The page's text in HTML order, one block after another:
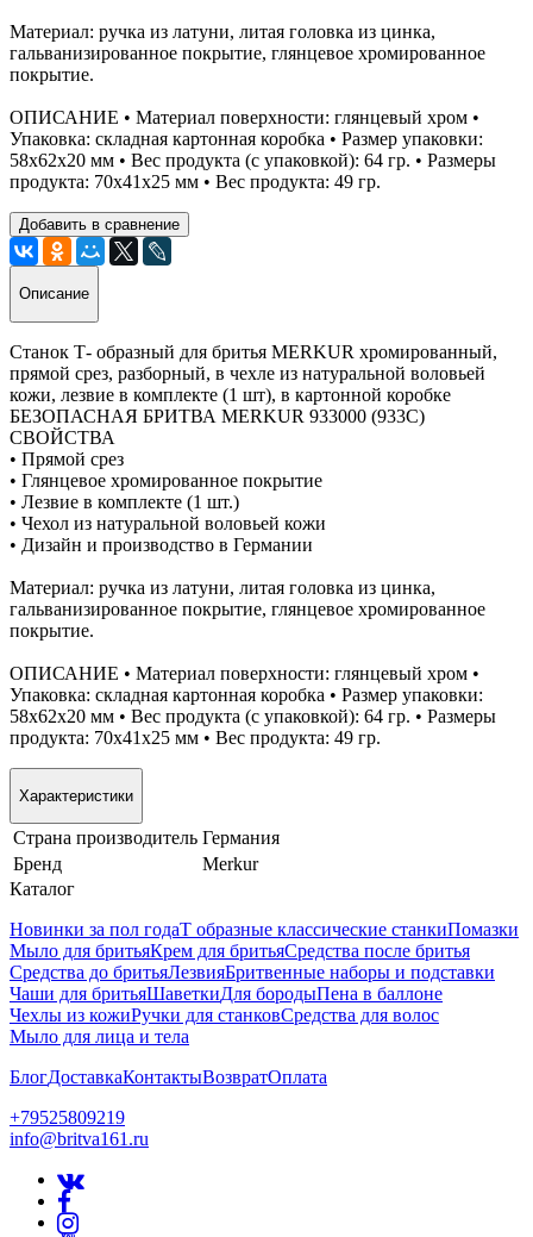
Материал: ручка из латуни, литая головка из цинка,
гальванизированное покрытие, глянцевое хромированное
покрытие.
ОПИСАНИЕ • Материал поверхности: глянцевый хром •
Упаковка: складная картонная коробка • Размер упаковки:
58x62x20 мм • Вес продукта (с упаковкой): 64 гр. • Размеры
продукта: 70x41x25 мм • Вес продукта: 49 гр.
Добавить в сравнение
Описание
Станок Т- образный для бритья MERKUR хромированный,
прямой срез, разборный, в чехле из натуральной воловьей
кожи, лезвие в комплекте (1 шт), в картонной коробке
БЕЗОПАСНАЯ БРИТВА MERKUR 933000 (933C)
СВОЙСТВА
• Прямой срез
• Глянцевое хромированное покрытие
• Лезвие в комплекте (1 шт.)
• Чехол из натуральной воловьей кожи
• Дизайн и производство в Германии
Материал: ручка из латуни, литая головка из цинка,
гальванизированное покрытие, глянцевое хромированное
покрытие.
ОПИСАНИЕ • Материал поверхности: глянцевый хром •
Упаковка: складная картонная коробка • Размер упаковки:
58x62x20 мм • Вес продукта (с упаковкой): 64 гр. • Размеры
продукта: 70x41x25 мм • Вес продукта: 49 гр.
Характеристики
Страна производитель Германия
Бренд
Merkur
Каталог
Новинки за пол годаТ образные классические станкиПомазки
Мыло для бритьяКрем для бритьяСредства после бритья
Средства до бритьяЛезвияБритвенные наборы и подставки
Чаши для бритьяШаветкиДля бородыПена в баллоне
Чехлы из кожиРучки для станковСредства для волос
Мыло для лица и тела
БлогДоставкаКонтактыВозвратОплата
+79525809219
info@britva161.ru